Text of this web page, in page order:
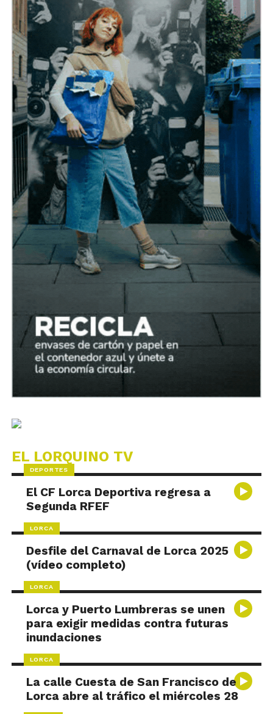
EL LORQUINO TV
DEPORTES
El CF Lorca Deportiva regresa a
Segunda RFEF
LORCA
Desfile del Carnaval de Lorca 2025
(vídeo completo)
LORCA
Lorca y Puerto Lumbreras se unen
para exigir medidas contra futuras
inundaciones
LORCA
La calle Cuesta de San Francisco de
Lorca abre al tráfico el miércoles 28